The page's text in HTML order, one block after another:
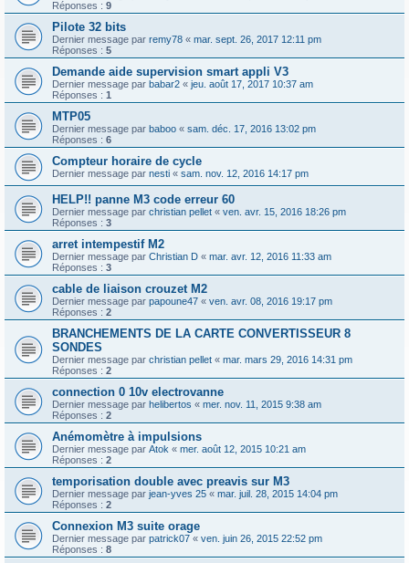
Réponses : 9
Pilote 32 bits
Dernier message par remy78 « mar. sept. 26, 2017 12:11 pm
Réponses : 5
Demande aide supervision smart appli V3
Dernier message par babar2 « jeu. août 17, 2017 10:37 am
Réponses : 1
MTP05
Dernier message par baboo « sam. déc. 17, 2016 13:02 pm
Réponses : 6
Compteur horaire de cycle
Dernier message par nesti « sam. nov. 12, 2016 14:17 pm
HELP!! panne M3 code erreur 60
Dernier message par christian pellet « ven. avr. 15, 2016 18:26 pm
Réponses : 3
arret intempestif M2
Dernier message par Christian D « mar. avr. 12, 2016 11:33 am
Réponses : 3
cable de liaison crouzet M2
Dernier message par papoune47 « ven. avr. 08, 2016 19:17 pm
Réponses : 2
BRANCHEMENTS DE LA CARTE CONVERTISSEUR 8
SONDES
Dernier message par christian pellet « mar. mars 29, 2016 14:31 pm
Réponses : 2
connection 0 10v electrovanne
Dernier message par helibertos « mer. nov. 11, 2015 9:38 am
Réponses : 2
Anémomètre à impulsions
Dernier message par Atok « mer. août 12, 2015 10:21 am
Réponses : 2
temporisation double avec preavis sur M3
Dernier message par jean-yves 25 « mar. juil. 28, 2015 14:04 pm
Réponses : 2
Connexion M3 suite orage
Dernier message par patrick07 « ven. juin 26, 2015 22:52 pm
Réponses : 8